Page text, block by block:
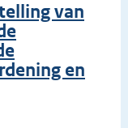
van
en